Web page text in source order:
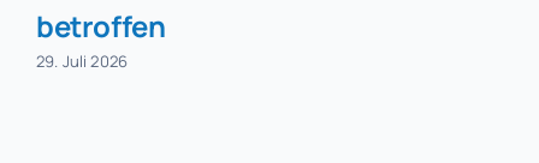
betroffen
29. Juli 2026